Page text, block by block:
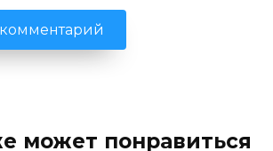
может понравиться